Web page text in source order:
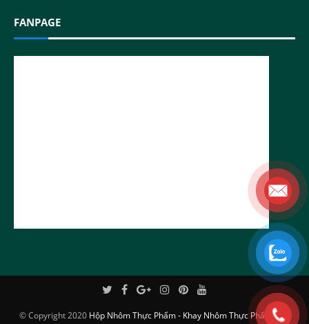
FANPAGE
© Copyright 2020 Hộp Nhôm Thực Phẩm - Khay Nhôm Thực Phẩm Cao